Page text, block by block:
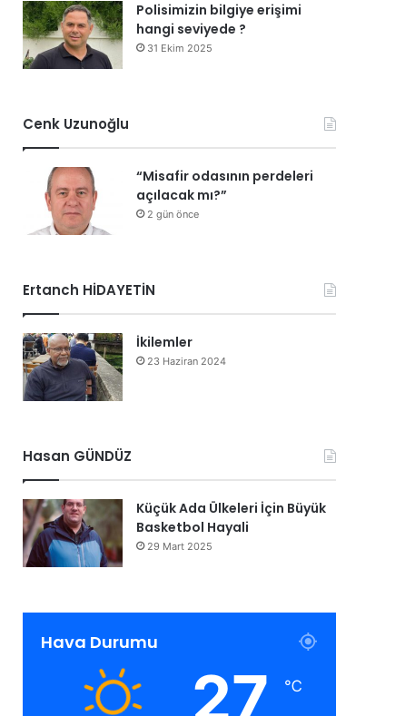
Polisimizin bilgiye erişimi
hangi seviyede ?
31 Ekim 2025
Cenk Uzunoğlu
“Misafir odasının perdeleri
açılacak mı?”
2 gün önce
Ertanch HİDAYETİN
İkilemler
23 Haziran 2024
Hasan GÜNDÜZ
Küçük Ada Ülkeleri İçin Büyük
Basketbol Hayali
29 Mart 2025
Hava Durumu
27 ℃